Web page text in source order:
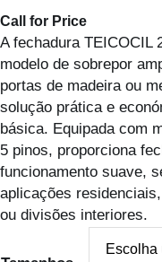
Call for Price
A fechadura TEICOCIL
modelo de sobrepor
portas de madeira ou
solução prática e
básica. Equipada com
5 pinos, proporciona
funcionamento suave,
aplicações
ou divisões interiores.